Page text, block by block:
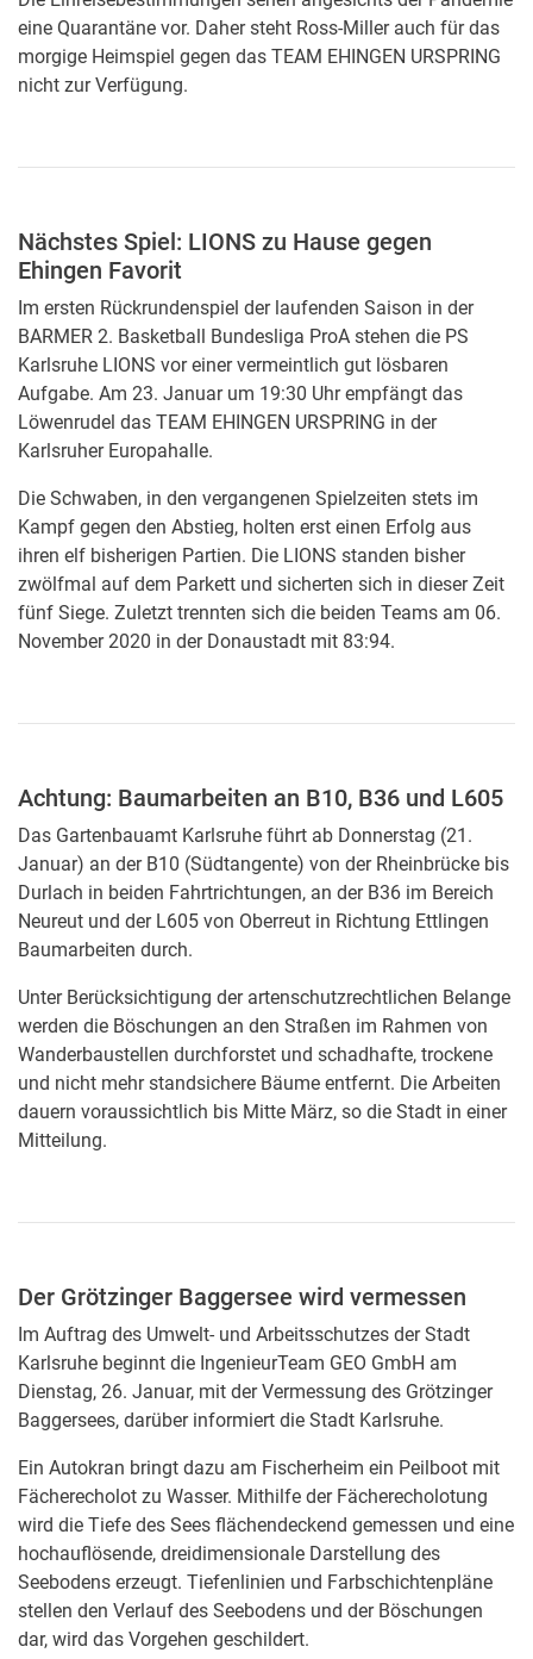
eine Quarantäne vor. Daher steht Ross-Miller auch für das
morgige Heimspiel gegen das TEAM EHINGEN URSPRING
nicht zur Verfügung.
Nächstes Spiel: LIONS zu Hause gegen
Ehingen Favorit
Im ersten Rückrundenspiel der laufenden Saison in der
BARMER 2. Basketball Bundesliga ProA stehen die PS
Karlsruhe LIONS vor einer vermeintlich gut lösbaren
Aufgabe. Am 23. Januar um 19:30 Uhr empfängt das
Löwenrudel das TEAM EHINGEN URSPRING in der
Karlsruher Europahalle.
Die Schwaben, in den vergangenen Spielzeiten stets im
Kampf gegen den Abstieg, holten erst einen Erfolg aus
ihren elf bisherigen Partien. Die LIONS standen bisher
zwölfmal auf dem Parkett und sicherten sich in dieser Zeit
fünf Siege. Zuletzt trennten sich die beiden Teams am 06.
November 2020 in der Donaustadt mit 83:94.
Achtung: Baumarbeiten an B10, B36 und L605
Das Gartenbauamt Karlsruhe führt ab Donnerstag (21.
Januar) an der B10 (Südtangente) von der Rheinbrücke bis
Durlach in beiden Fahrtrichtungen, an der B36 im Bereich
Neureut und der L605 von Oberreut in Richtung Ettlingen
Baumarbeiten durch.
Unter Berücksichtigung der artenschutzrechtlichen Belange
werden die Böschungen an den Straßen im Rahmen von
Wanderbaustellen durchforstet und schadhafte, trockene
und nicht mehr standsichere Bäume entfernt. Die Arbeiten
dauern voraussichtlich bis Mitte März, so die Stadt in einer
Mitteilung.
Der Grötzinger Baggersee wird vermessen
Im Auftrag des Umwelt- und Arbeitsschutzes der Stadt
Karlsruhe beginnt die IngenieurTeam GEO GmbH am
Dienstag, 26. Januar, mit der Vermessung des Grötzinger
Baggersees, darüber informiert die Stadt Karlsruhe.
Ein Autokran bringt dazu am Fischerheim ein Peilboot mit
Fächerecholot zu Wasser. Mithilfe der Fächerecholotung
wird die Tiefe des Sees flächendeckend gemessen und eine
hochauflösende, dreidimensionale Darstellung des
Seebodens erzeugt. Tiefenlinien und Farbschichtenpläne
stellen den Verlauf des Seebodens und der Böschungen
dar, wird das Vorgehen geschildert.